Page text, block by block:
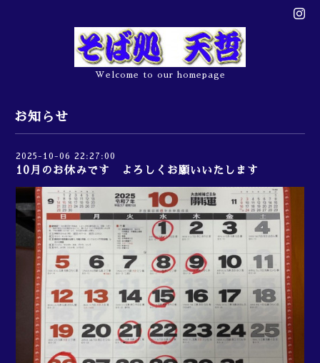
Welcome to our homepage
お知らせ
2025-10-06 22:27:00
10月のお休みです よろしくお願いいたします